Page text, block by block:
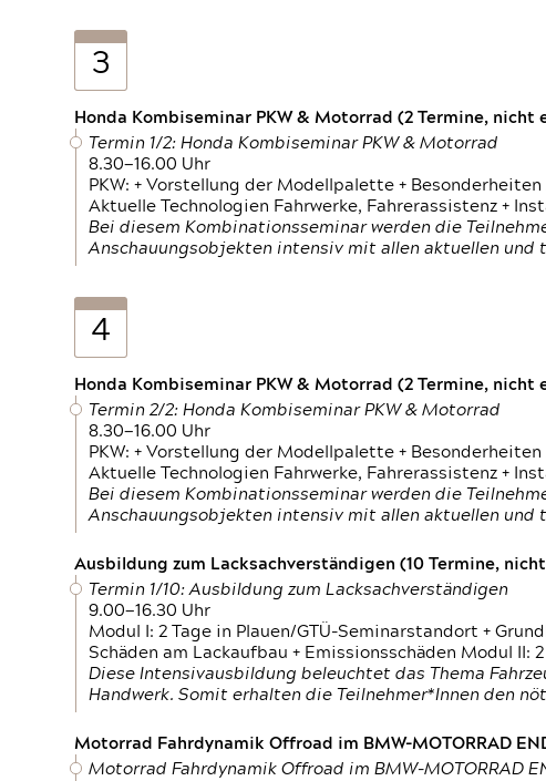
3
Honda Kombiseminar PKW & Motorrad (2 Termine, nicht
Termin 1/2: Honda Kombiseminar PKW & Motorrad
8.30—16.00 Uhr
PKW: + Vorstellung der Modellpalette +
Aktuelle Technologien Fahrwerke, Fahrerassistenz +
Bei diesem Kombinationsseminar werden die
Anschauungsobjekten intensiv mit allen aktuellen und
4
Honda Kombiseminar PKW & Motorrad (2 Termine, nicht
Termin 2/2: Honda Kombiseminar PKW & Motorrad
8.30—16.00 Uhr
PKW: + Vorstellung der Modellpalette +
Aktuelle Technologien Fahrwerke, Fahrerassistenz +
Bei diesem Kombinationsseminar werden die
Anschauungsobjekten intensiv mit allen aktuellen und
Ausbildung zum Lacksachverständigen (10 Termine,
Termin 1/10: Ausbildung zum Lacksachverständigen
9.00—16.30 Uhr
Modul I: 2 Tage in Plauen/GTÜ-Seminarstandort +
Schäden am Lackaufbau + Emissionsschäden Modul II:
Diese Intensivausbildung beleuchtet das Thema
Handwerk. Somit erhalten die Teilnehmer*Innen den
Motorrad Fahrdynamik Offroad im BMW-MOTORRAD
Motorrad Fahrdynamik Offroad im BMW-MOTORRAD